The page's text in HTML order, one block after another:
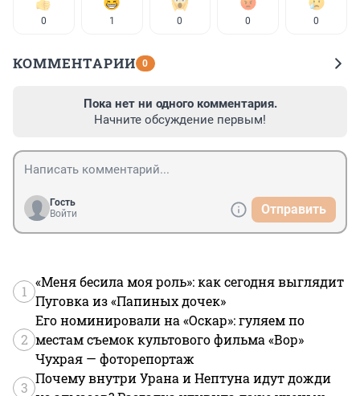
0 1 0 0 0
КОММЕНТАРИИ 0
Пока нет ни одного комментария.
Начните обсуждение первым!
Гость
Войти
Отправить
1
«Меня бесила моя роль»: как сегодня выглядит
Пуговка из «Папиных дочек»
2
Его номинировали на «Оскар»: гуляем по
местам съемок культового фильма «Вор»
Чухрая — фоторепортаж
3
Почему внутри Урана и Нептуна идут дожди